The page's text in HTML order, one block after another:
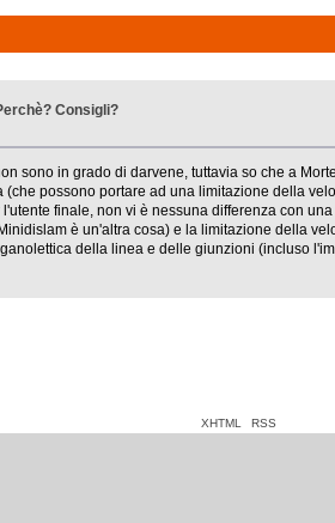
Consigli?
sono in grado di darvene, tuttavia so che a
possono portare ad una limitazione della
finale, non vi è nessuna differenza con
è un'altra cosa) e la limitazione della
della linea e delle giunzioni (incluso
XHTML RSS